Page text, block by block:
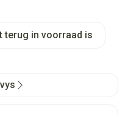
terug in voorraad is